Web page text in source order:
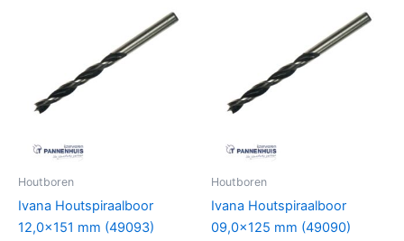
Houtboren
Ivana Houtspiraalboor
12,0×151 mm (49093)
Houtboren
Ivana Houtspiraalboor
09,0×125 mm (49090)